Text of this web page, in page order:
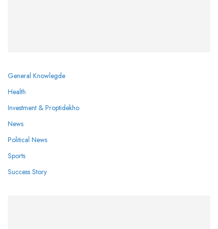
General Knowlegde
Health
Investment & Proptidekho
News
Political News
Sports
Success Story